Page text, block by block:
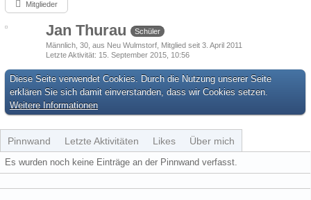
Mitglieder
Jan Thurau
Schüler
Männlich 30 aus Neu Wulmstorf Mitglied seit 3. April 2011
Letzte Aktivität 15. September 2015, 10:56
Diese Seite verwendet Cookies. Durch die Nutzung unserer Seite
erklären Sie sich damit einverstanden, dass wir Cookies setzen.
Weitere Informationen
Pinnwand Letzte Aktivitäten Likes Über mich
Es wurden noch keine Einträge an der Pinnwand verfasst.